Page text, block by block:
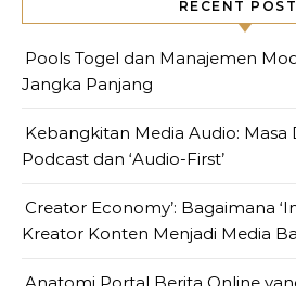
RECENT
Pools Togel dan Manajemen
Jangka Panjang
Kebangkitan Media Audio: Masa
Podcast dan ‘Audio-First’
Creator Economy’: Bagaimana
Kreator Konten Menjadi Media